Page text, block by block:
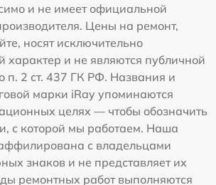
и не имеет официальной
Цены на ремонт,
носят исключительно
характер и не являются публичной
п. 2 ст. 437 ГК РФ. Названия и
марки iRay упоминаются
целях — чтобы обозначить
с которой мы работаем. Наша
с владельцами
знаков и не представляет их
ремонтных работ выполняются